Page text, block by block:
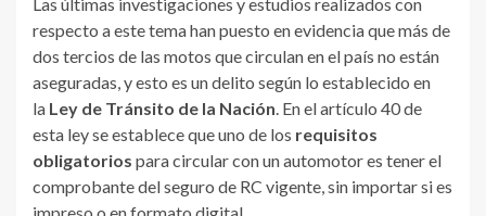
respecto a este tema han puesto en evidencia que más de
dos tercios de las motos que circulan en el país no están
aseguradas, y esto es un delito según lo establecido en
la Ley de Tránsito de la Nación . En el artículo 40 de
esta ley se establece que uno de los requisitos
obligatorios para circular con un automotor es tener el
comprobante del seguro de RC vigente, sin importar si es